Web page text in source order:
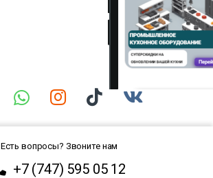
Есть вопросы? Звоните нам
+7 (747) 595 05 12